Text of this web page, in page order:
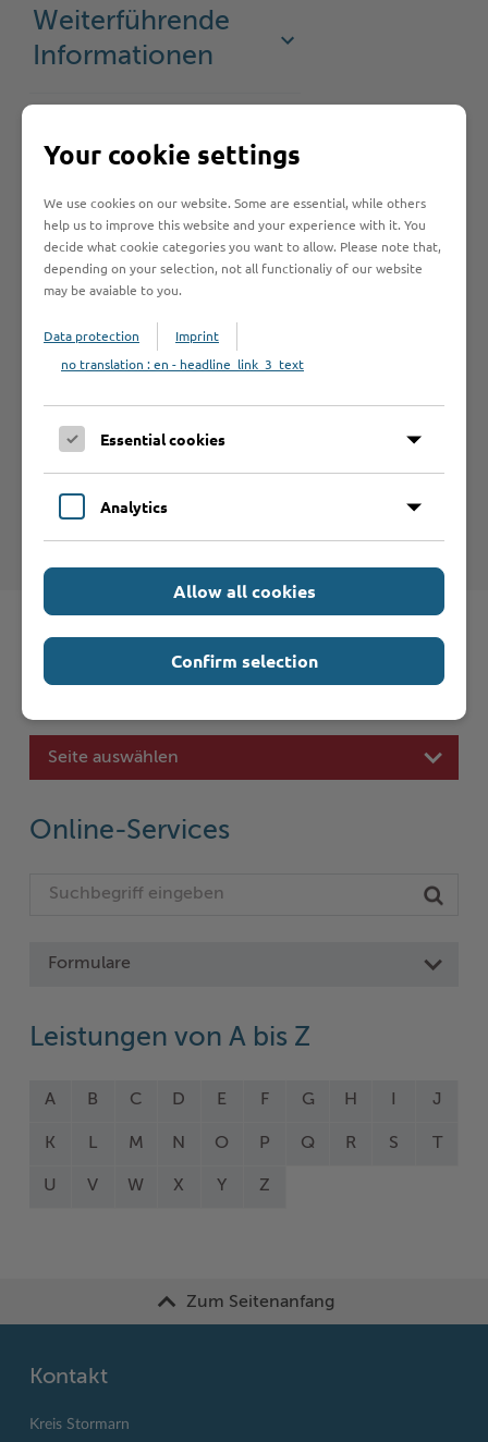
Weiterführende
Informationen
Rechtsbehelf
Hilfe & Kontakt:
Kreis Stormarn - Abfall, Boden
Landesamt für Umwelt
Schnelleinstieg
Seite auswählen
Online-Services
Formulare
Leistungen von A bis Z
A B C D E F G H I J
K L M N O P Q R S
U V W X Y Z
Zum Seitenanfang
Kontakt
Kreis Stormarn
Your cookie settings
We use cookies on our website. Some are essential, while others
help us to improve this website and your experience with it. You
decide what cookie categories you want to allow. Please note that,
depending on your selection, not all functionaliy of our website
may be avaiable to you.
Data protection
Imprint
no translation : en - headline_link_3_text
Essential cookies
Analytics
Allow all cookies
Confirm selection